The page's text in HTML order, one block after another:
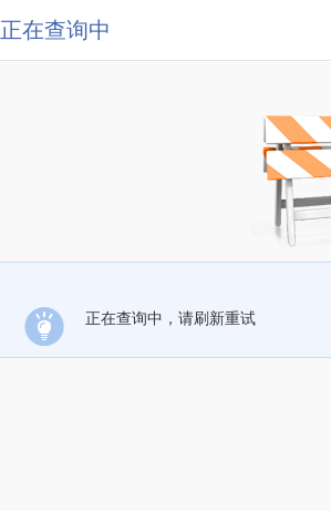
正在查询中
正在查询中，请刷新重试